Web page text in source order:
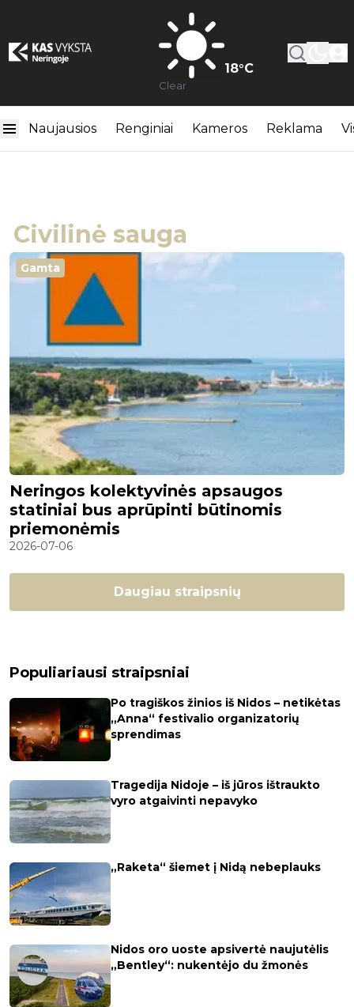
18°C
Clear
Naujausios Renginiai Kameros Reklama
Civilinė sauga
Gamta
Neringos kolektyvinės apsaugos
statiniai bus aprūpinti būtinomis
priemonėmis
2026-07-06
Daugiau straipsnių
Populiariausi straipsniai
Po tragiškos žinios iš Nidos – netikėtas
„Anna“ festivalio organizatorių
sprendimas
Tragedija Nidoje – iš jūros ištraukto
vyro atgaivinti nepavyko
„Raketa“ šiemet į Nidą nebeplauks
Nidos oro uoste apsivertė naujutėlis
„Bentley“: nukentėjo du žmonės